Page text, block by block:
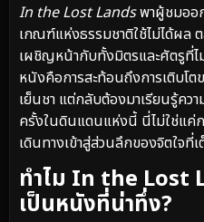
In the Lost Landsพาผู้ชมออ
เกณฑ์แห่งธรรมชาติใช้ไม่ได้ผล
เผชิญหน้ากับทั้งมิตรและศัตรูที่
หนังคือการสะท้อนถึงการเติบโ
เย็นชา แต่กลับต้องมาเรียนรู้คว
ครั้งในดินแดนแห่งนี้ นี่ไม่ใช่แค่
เดินทางเข้าสู่ส่วนลึกของจิตใจที่
ทำไม In the Lost
เป็นหนังที่น่าทึ่ง?